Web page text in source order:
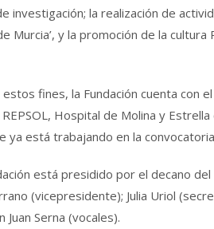
investigación; la realización de
Murcia’, y la promoción de la
estos fines, la Fundación cuenta con
REPSOL, Hospital de Molina y
ya está trabajando en la
está presidido por el decano
(vicepresidente); Julia Uriol
Serna (vocales).